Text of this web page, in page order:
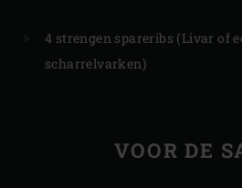
4 strengen spareribs (Livar of
scharrelvarken)
VOOR DE